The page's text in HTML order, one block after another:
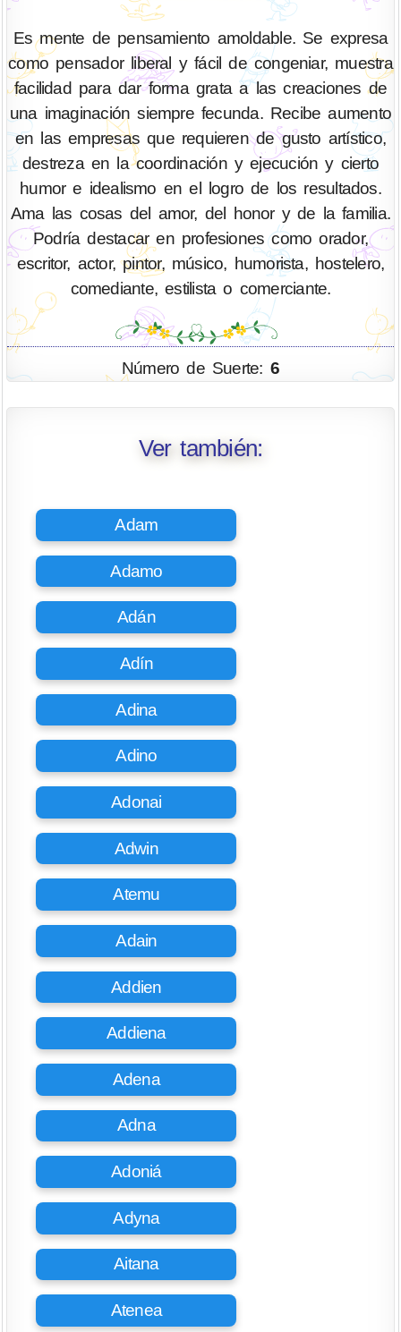
Es mente de pensamiento amoldable. Se expresa
como pensador liberal y fácil de congeniar, muestra
facilidad para dar forma grata a las creaciones de
una imaginación siempre fecunda. Recibe aumento
en las empresas que requieren de gusto artístico,
destreza en la coordinación y ejecución y cierto
humor e idealismo en el logro de los resultados.
Ama las cosas del amor, del honor y de la familia.
Podría destacar en profesiones como orador,
escritor, actor, pintor, músico, humorista, hostelero,
comediante, estilista o comerciante.
Número de Suerte: 6
Ver también:
Adam
Adamo
Adán
Adín
Adina
Adino
Adonai
Adwin
Atemu
Adain
Addien
Addiena
Adena
Adna
Adoniá
Adyna
Aitana
Atenea